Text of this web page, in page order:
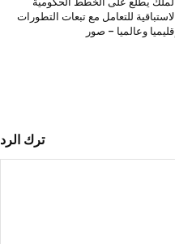
الاستباقية للتعامل مع تبعات التطورات
إقليميا وعالميا – صور
ترك الرد